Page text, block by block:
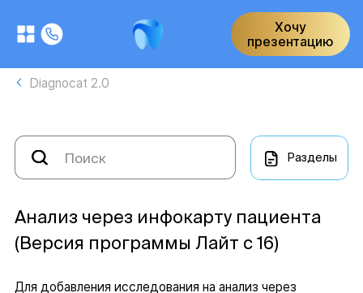
Хочу
презентацию
Diagnocat 2.0
Разделы
Анализ через инфокарту пациента
(Версия программы Лайт с 16)
Для добавления исследования на анализ через